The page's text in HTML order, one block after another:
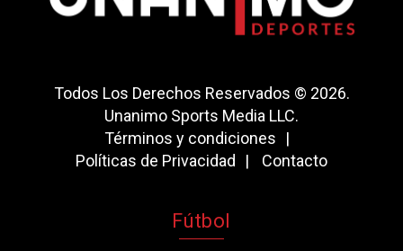
Todos Los Derechos Reservados © 2026.
Unanimo Sports Media LLC.
Términos y condiciones
Políticas de Privacidad
Contacto
Fútbol